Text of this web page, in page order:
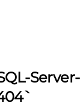
Server-